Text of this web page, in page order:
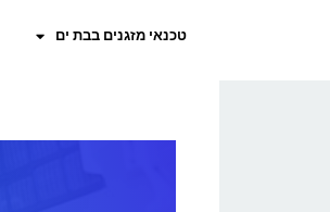
טכנאי מזגנים בבת ים